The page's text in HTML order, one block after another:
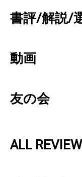
書評/解説/
動画
友の会
ALL